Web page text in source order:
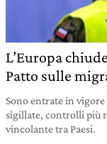
L’Europa
Patto sulle
Sono entrate in
sigillate, controlli più
vincolante tra Paesi.